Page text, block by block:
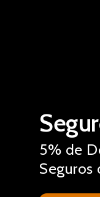
5% de
Seguros